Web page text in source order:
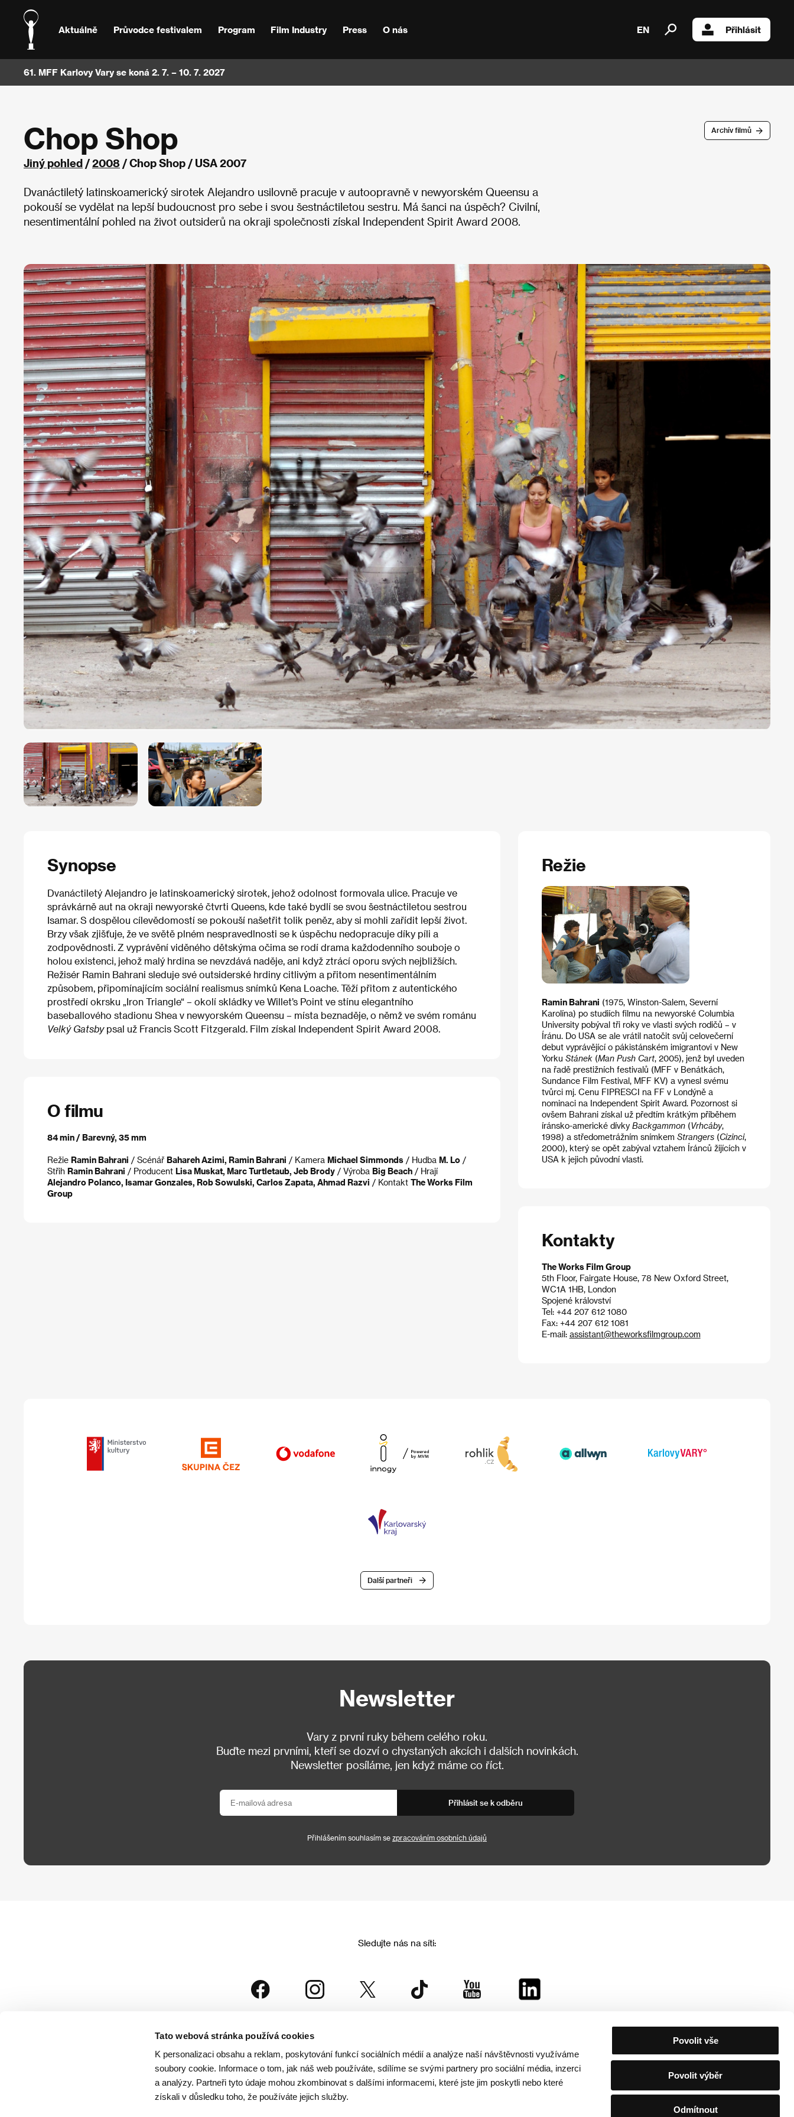
Tato webová stránka používá cookies
K personalizaci obsahu a reklam, poskytování funkcí sociálních médií a analýze naší návštěvnosti využíváme
soubory cookie. Informace o tom, jak náš web používáte, sdílíme se svými partnery pro sociální média, inzerci
a analýzy. Partneři tyto údaje mohou zkombinovat s dalšími informacemi, které jste jim poskytli nebo které
získali v důsledku toho, že používáte jejich služby.
Povolit vše
Povolit výběr
Odmítnout
Aktuálně Průvodce festivalem Program Film Industry Press O nás EN Přihlásit
61. MFF Karlovy Vary se koná 2. 7. – 10. 7. 2027
Archív filmů
Chop Shop
Jiný pohled /2008 / Chop Shop / USA 2007
Dvanáctiletý latinskoamerický sirotek Alejandro usilovně pracuje v autoopravně v newyorském Queensu a
pokouší se vydělat na lepší budoucnost pro sebe i svou šestnáctiletou sestru. Má šanci na úspěch? Civilní,
nesentimentální pohled na život outsiderů na okraji společnosti získal Independent Spirit Award 2008.
Synopse
Dvanáctiletý Alejandro je latinskoamerický sirotek, jehož odolnost formovala ulice. Pracuje ve
správkárně aut na okraji newyorské čtvrti Queens, kde také bydlí se svou šestnáctiletou sestrou
Isamar. S dospělou cílevědomostí se pokouší našetřit tolik peněz, aby si mohli zařídit lepší život.
Brzy však zjišťuje, že ve světě plném nespravedlnosti se k úspěchu nedopracuje díky píli a
zodpovědnosti. Z vyprávění viděného dětskýma očima se rodí drama každodenního souboje o
holou existenci, jehož malý hrdina se nevzdává naděje, ani když ztrácí oporu svých nejbližších.
Režisér Ramin Bahrani sleduje své outsiderské hrdiny citlivým a přitom nesentimentálním
způsobem, připomínajícím sociální realismus snímků Kena Loache. Těží přitom z autentického
prostředí okrsku „Iron Triangle“ – okolí skládky ve Willet’s Point ve stínu elegantního
baseballového stadionu Shea v newyorském Queensu – místa beznaděje, o němž ve svém románu
Velký Gatsbypsal už Francis Scott Fitzgerald. Film získal Independent Spirit Award 2008.
O filmu
84 min / Barevný, 35 mm
Režie Ramin Bahrani / Scénář Bahareh Azimi, Ramin Bahrani / Kamera Michael Simmonds / Hudba M. Lo /
Střih Ramin Bahrani / Producent Lisa Muskat, Marc Turtletaub, Jeb Brody / Výroba Big Beach / Hrají
Alejandro Polanco, Isamar Gonzales, Rob Sowulski, Carlos Zapata, Ahmad Razvi / Kontakt The Works Film
Group
Režie
Ramin Bahrani (1975, Winston-Salem, Severní
Karolína) po studiích filmu na newyorské Columbia
University pobýval tři roky ve vlasti svých rodičů – v
Íránu. Do USA se ale vrátil natočit svůj celovečerní
debut vyprávějící o pákistánském imigrantovi v New
Yorku Stánek(Man Push Cart, 2005), jenž byl uveden
na řadě prestižních festivalů (MFF v Benátkách,
Sundance Film Festival, MFF KV) a vynesl svému
tvůrci mj. Cenu FIPRESCI na FF v Londýně a
nominaci na Independent Spirit Award. Pozornost si
ovšem Bahrani získal už předtím krátkým příběhem
íránsko-americké dívky Backgammon(Vrhcáby,
1998) a středometrážním snímkem Strangers(Cizinci,
2000), který se opět zabýval vztahem Íránců žijících v
USA k jejich původní vlasti.
Kontakty
The Works Film Group
5th Floor, Fairgate House, 78 New Oxford Street,
WC1A 1HB, London
Spojené království
Tel: +44 207 612 1080
Fax: +44 207 612 1081
E-mail: assistant@theworksfilmgroup.com
Další partneři
Newsletter
Vary z první ruky během celého roku.
Buďte mezi prvními, kteří se dozví o chystaných akcích i dalších novinkách.
Newsletter posíláme, jen když máme co říct.
Přihlásit se k odběru
Přihlášením souhlasím se zpracováním osobních údajů
Sledujte nás na síti:
je součástí rodiny KVIFF Group, která zastřešuje i další projekty: